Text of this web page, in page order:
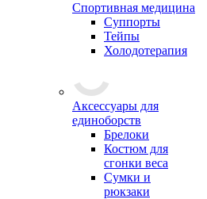
Спортивная медицина
Суппорты
Тейпы
Холодотерапия
Аксессуары для
единоборств
Брелоки
Костюм для
сгонки веса
Сумки и
рюкзаки